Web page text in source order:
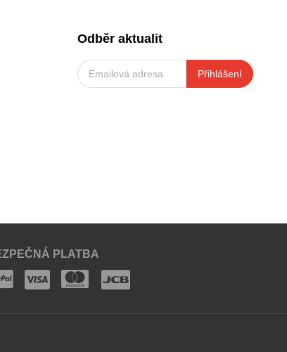
Odběr aktualit
Přihlášení
PLATBA